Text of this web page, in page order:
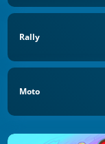
Rally
Moto